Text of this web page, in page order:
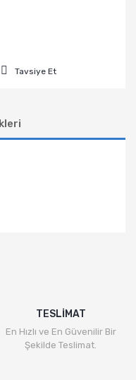
Tavsiye Et
TESLİMAT
En Hızlı ve En Güvenilir Bir
Şekilde Teslimat.